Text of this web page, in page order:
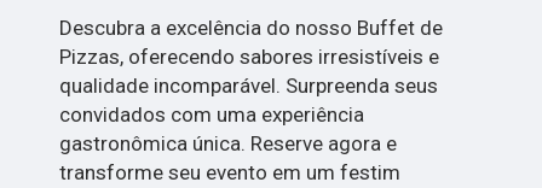
Descubra a excelência do nosso Buffet de
Pizzas, oferecendo sabores irresistíveis e
qualidade incomparável. Surpreenda seus
convidados com uma experiência
gastronômica única. Reserve agora e
transforme seu evento em um festim